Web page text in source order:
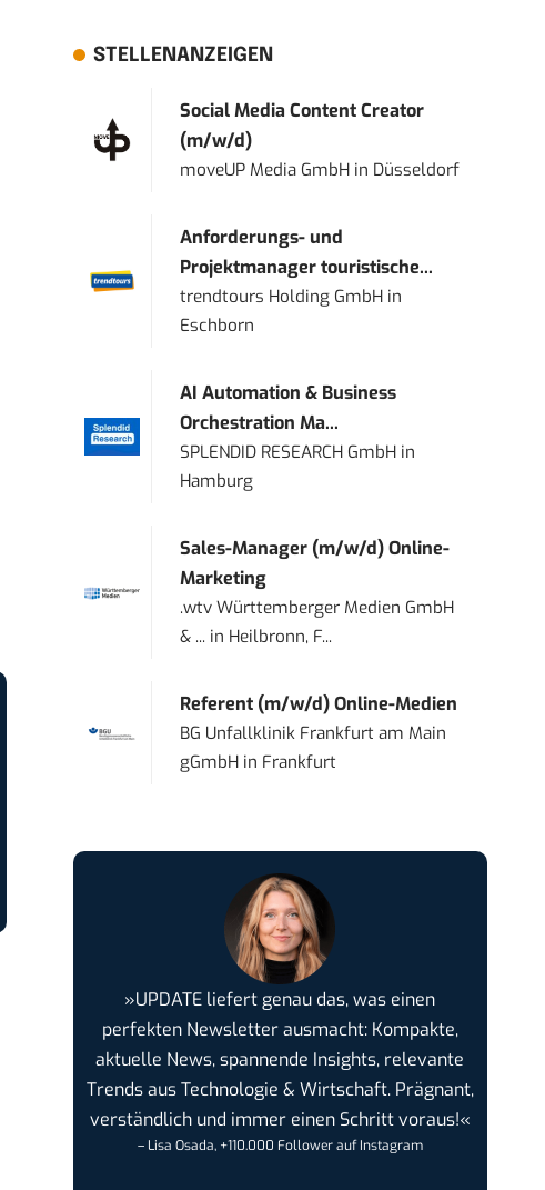
STELLENANZEIGEN
Social Media Content Creator
(m/w/d)
moveUP Media GmbH in Düsseldorf
Anforderungs- und
Projektmanager touristische...
trendtours Holding GmbH in
Eschborn
AI Automation & Business
Orchestration Ma...
SPLENDID RESEARCH GmbH in
Hamburg
Sales-Manager (m/w/d) Online-
Marketing
.wtv Württemberger Medien GmbH
& ... in Heilbronn, F...
Referent (m/w/d) Online-Medien
BG Unfallklinik Frankfurt am Main
gGmbH in Frankfurt
»UPDATE liefert genau das, was einen
perfekten Newsletter ausmacht: Kompakte,
aktuelle News, spannende Insights, relevante
Trends aus Technologie & Wirtschaft. Prägnant,
verständlich und immer einen Schritt voraus!«
– Lisa Osada, +110.000 Follower auf Instagram